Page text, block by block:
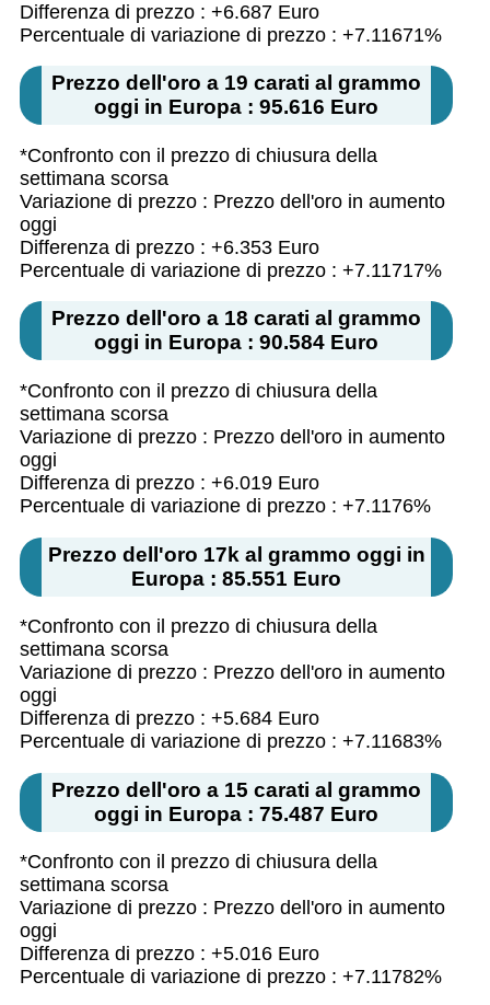
Differenza di prezzo : +6.687 Euro
Percentuale di variazione di prezzo : +7.11671%
Prezzo dell'oro a 19 carati al grammo
oggi in Europa : 95.616 Euro
*Confronto con il prezzo di chiusura della
settimana scorsa
Variazione di prezzo : Prezzo dell'oro in aumento
oggi
Differenza di prezzo : +6.353 Euro
Percentuale di variazione di prezzo : +7.11717%
Prezzo dell'oro a 18 carati al grammo
oggi in Europa : 90.584 Euro
*Confronto con il prezzo di chiusura della
settimana scorsa
Variazione di prezzo : Prezzo dell'oro in aumento
oggi
Differenza di prezzo : +6.019 Euro
Percentuale di variazione di prezzo : +7.1176%
Prezzo dell'oro 17k al grammo oggi in
Europa : 85.551 Euro
*Confronto con il prezzo di chiusura della
settimana scorsa
Variazione di prezzo : Prezzo dell'oro in aumento
oggi
Differenza di prezzo : +5.684 Euro
Percentuale di variazione di prezzo : +7.11683%
Prezzo dell'oro a 15 carati al grammo
oggi in Europa : 75.487 Euro
*Confronto con il prezzo di chiusura della
settimana scorsa
Variazione di prezzo : Prezzo dell'oro in aumento
oggi
Differenza di prezzo : +5.016 Euro
Percentuale di variazione di prezzo : +7.11782%